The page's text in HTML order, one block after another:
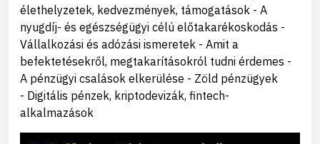
élethelyzetek, kedvezmények, támogatások - A
nyugdíj- és egészségügyi célú előtakarékoskodás -
Vállalkozási és adózási ismeretek - Amit a
befektetésekről, megtakarításokról tudni érdemes -
A pénzügyi csalások elkerülése - Zöld pénzügyek
- Digitális pénzek, kriptodevizák, fintech-
alkalmazások